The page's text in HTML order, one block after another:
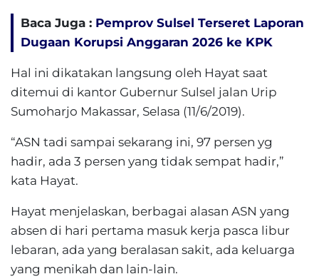
Baca Juga : Pemprov Sulsel Terseret Laporan
Dugaan Korupsi Anggaran 2026 ke KPK
Hal ini dikatakan langsung oleh Hayat saat
ditemui di kantor Gubernur Sulsel jalan Urip
Sumoharjo Makassar, Selasa (11/6/2019).
“ASN tadi sampai sekarang ini, 97 persen yg
hadir, ada 3 persen yang tidak sempat hadir,”
kata Hayat.
Hayat menjelaskan, berbagai alasan ASN yang
absen di hari pertama masuk kerja pasca libur
lebaran, ada yang beralasan sakit, ada keluarga
yang menikah dan lain-lain.